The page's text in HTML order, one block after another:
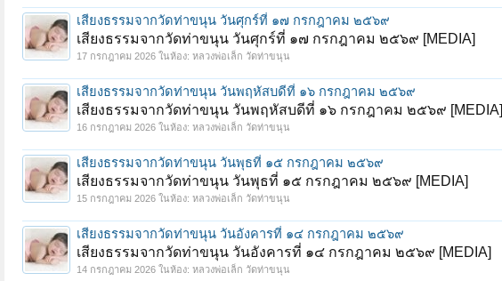
เสียงธรรมจากวัดท่าขนุน วันศุกร์ที่ ๑๗ กรกฎาคม ๒๕๖๙
เสียงธรรมจากวัดท่าขนุน วันศุกร์ที่ ๑๗ กรกฎาคม ๒๕๖๙ [MEDIA]
17 กรกฎาคม 2026 ในห้อง: หลวงพ่อเล็ก วัดท่าขนุน
เสียงธรรมจากวัดท่าขนุน วันพฤหัสบดีที่ ๑๖ กรกฎาคม ๒๕๖๙
เสียงธรรมจากวัดท่าขนุน วันพฤหัสบดีที่ ๑๖ กรกฎาคม ๒๕๖๙ [MEDIA]
16 กรกฎาคม 2026 ในห้อง: หลวงพ่อเล็ก วัดท่าขนุน
เสียงธรรมจากวัดท่าขนุน วันพุธที่ ๑๕ กรกฎาคม ๒๕๖๙
เสียงธรรมจากวัดท่าขนุน วันพุธที่ ๑๕ กรกฎาคม ๒๕๖๙ [MEDIA]
15 กรกฎาคม 2026 ในห้อง: หลวงพ่อเล็ก วัดท่าขนุน
เสียงธรรมจากวัดท่าขนุน วันอังคารที่ ๑๔ กรกฎาคม ๒๕๖๙
เสียงธรรมจากวัดท่าขนุน วันอังคารที่ ๑๔ กรกฎาคม ๒๕๖๙ [MEDIA]
14 กรกฎาคม 2026 ในห้อง: หลวงพ่อเล็ก วัดท่าขนุน